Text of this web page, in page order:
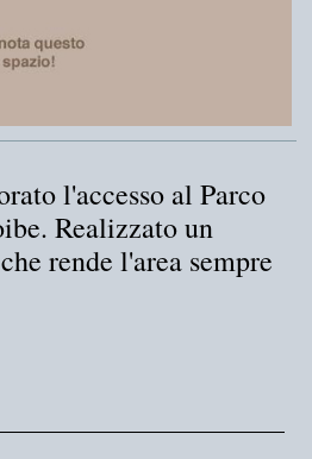
l'accesso al Parco
Realizzato un
rende l'area sempre